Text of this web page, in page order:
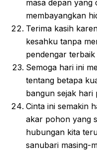
masa depan yang
membayangkan
Terima kasih
kesahku tanpa
pendengar
Semoga hari ini
tentang betapa
bangun sejak hari
Cinta ini semakin
akar pohon yang
hubungan kita
sanubari masing-